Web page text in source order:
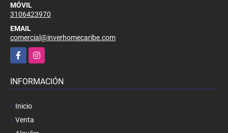
MÓVIL
3106423970
EMAIL
comercial@inverhomecaribe.com
FacebookInstagram
INFORMACIÓN
Inicio
Venta